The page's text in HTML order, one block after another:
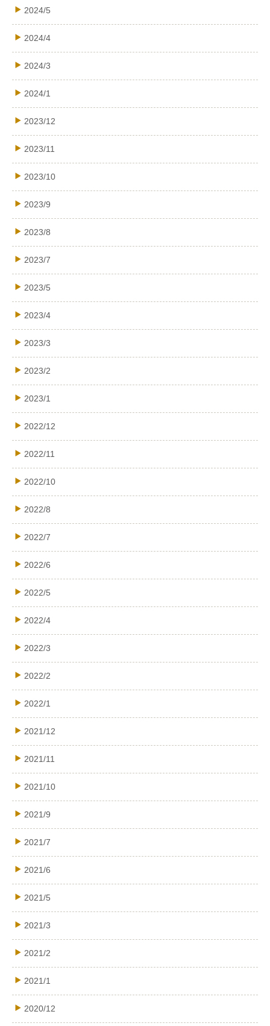
2024/5
2024/4
2024/3
2024/1
2023/12
2023/11
2023/10
2023/9
2023/8
2023/7
2023/5
2023/4
2023/3
2023/2
2023/1
2022/12
2022/11
2022/10
2022/8
2022/7
2022/6
2022/5
2022/4
2022/3
2022/2
2022/1
2021/12
2021/11
2021/10
2021/9
2021/7
2021/6
2021/5
2021/3
2021/2
2021/1
2020/12